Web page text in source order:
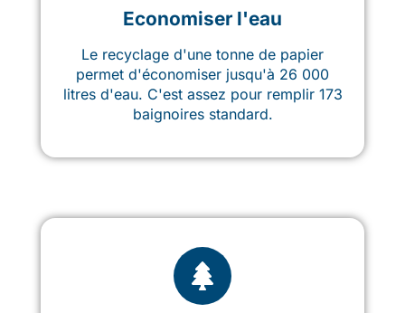
Economiser l'eau
Le recyclage d'une tonne de papier
permet d'économiser jusqu'à 26 000
litres d'eau. C'est assez pour remplir 173
baignoires standard.